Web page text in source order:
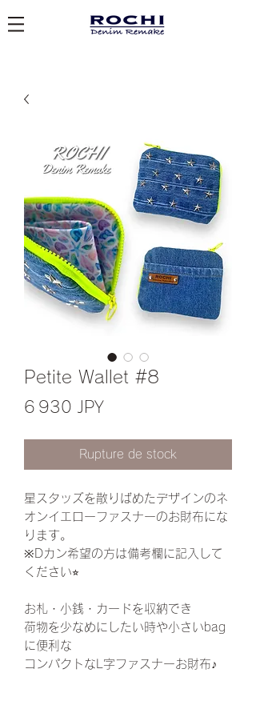
Petite Wallet #8
6 930 JPYPrix
Rupture de stock
星スタッズを散りばめたデザインのネ
オンイエローファスナーのお財布にな
ります。
※Dカン希望の方は備考欄に記入して
ください⭐︎
お札・小銭・カードを収納でき
荷物を少なめにしたい時や小さいbag
に便利な
コンパクトなL字ファスナーお財布♪